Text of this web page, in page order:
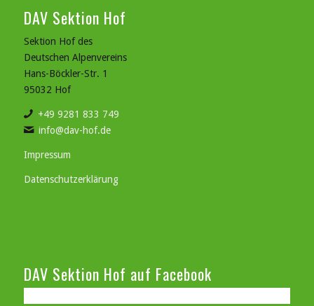
DAV Sektion Hof
Sektion Hof des
Deutschen Alpenvereins
Hans-Böckler-Str. 1
95032 Hof
+49 9281 833 749
info@dav-hof.de
Impressum
Datenschutzerklärung
DAV Sektion Hof auf Facebook